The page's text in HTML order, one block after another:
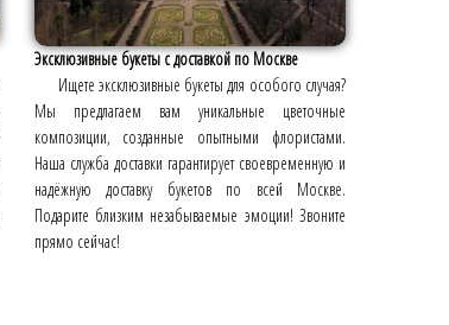
Эксклюзивные букеты с доставкой по Москве
Ищете эксклюзивные букеты для особого случая?
Мы предлагаем вам уникальные цветочные
композиции, созданные опытными флористами.
Наша служба доставки гарантирует своевременную и
надёжную доставку букетов по всей Москве.
Подарите близким незабываемые эмоции! Звоните
прямо сейчас!